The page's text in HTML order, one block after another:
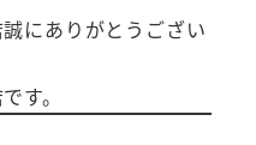
にありがとうござい
す。